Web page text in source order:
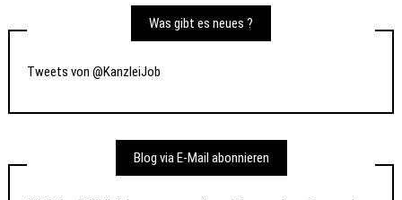
Was gibt es neues ?
Tweets von @KanzleiJob
Blog via E-Mail abonnieren